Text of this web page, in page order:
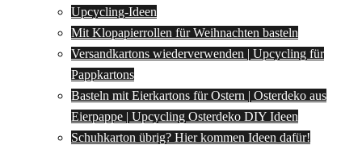
Upcycling-Ideen
Mit Klopapierrollen für Weihnachten basteln
Versandkartons wiederverwenden | Upcycling für
Pappkartons
Basteln mit Eierkartons für Ostern | Osterdeko aus
Eierpappe | Upcycling Osterdeko DIY Ideen
Schuhkarton übrig? Hier kommen Ideen dafür!